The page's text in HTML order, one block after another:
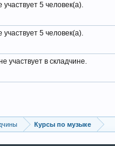
участвует 5 человек(а).
участвует 5 человек(а).
участвует в складчине.
Курсы по музыке